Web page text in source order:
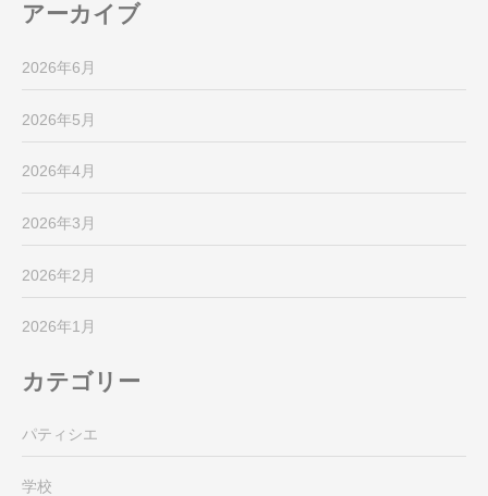
アーカイブ
2026年6月
2026年5月
2026年4月
2026年3月
2026年2月
2026年1月
カテゴリー
パティシエ
学校